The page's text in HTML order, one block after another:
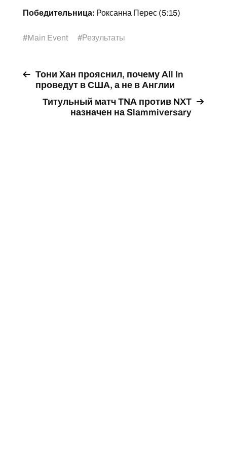
Победительница: Роксанна Перес (5:15)
#Main Event #Результаты
Тони Хан прояснил, почему All In
проведут в США, а не в Англии
Титульный матч TNA против NXT
назначен на Slammiversary